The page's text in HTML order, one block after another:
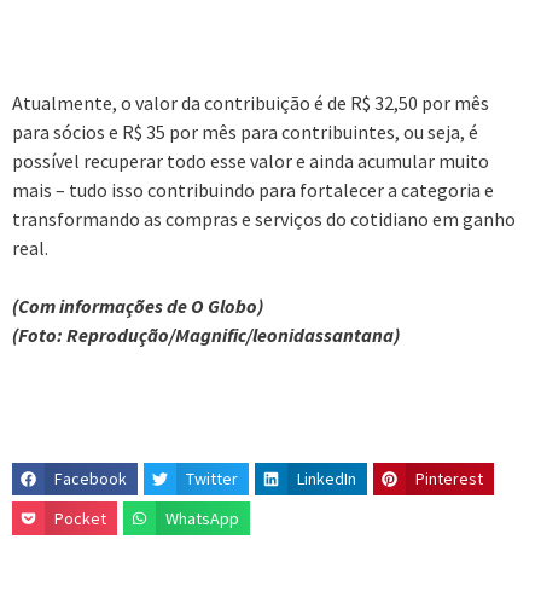
Atualmente, o valor da contribuição é de R$ 32,50 por mês
para sócios e R$ 35 por mês para contribuintes, ou seja, é
possível recuperar todo esse valor e ainda acumular muito
mais – tudo isso contribuindo para fortalecer a categoria e
transformando as compras e serviços do cotidiano em ganho
real.
(Com informações de O Globo)
(Foto: Reprodução/Magnific/leonidassantana)
Facebook Twitter LinkedIn
Pinterest
Pocket
WhatsApp